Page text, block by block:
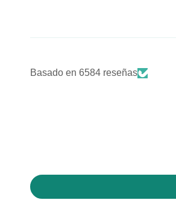
Basado en 6584 reseñas